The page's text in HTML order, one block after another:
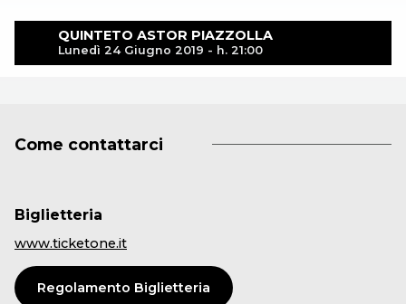
QUINTETO ASTOR PIAZZOLLA
Lunedì 24 Giugno 2019 - h. 21:00
Come contattarci
Biglietteria
www.ticketone.it
Regolamento Biglietteria